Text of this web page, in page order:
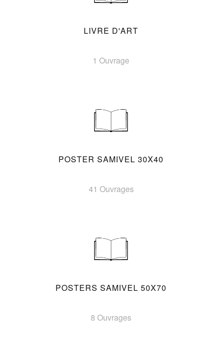
LIVRE D'ART
1 Ouvrage
POSTER SAMIVEL 30X40
41 Ouvrages
POSTERS SAMIVEL 50X70
8 Ouvrages